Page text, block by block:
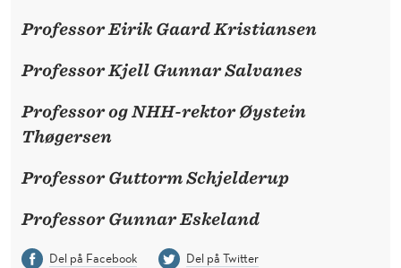
Professor Eirik Gaard Kristiansen
Professor Kjell Gunnar Salvanes
Professor og NHH-rektor Øystein
Thøgersen
Professor Guttorm Schjelderup
Professor Gunnar Eskeland
Del på Facebook
Del på Twitter